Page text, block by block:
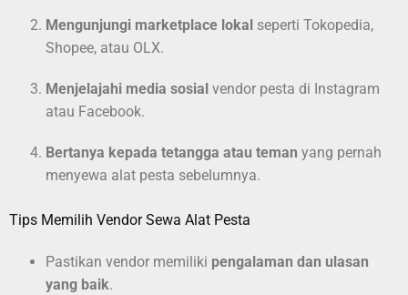
Mengunjungi marketplace lokal seperti Tokopedia,
Shopee, atau OLX.
Menjelajahi media sosial vendor pesta di Instagram
atau Facebook.
Bertanya kepada tetangga atau teman yang pernah
menyewa alat pesta sebelumnya.
Tips Memilih Vendor Sewa Alat Pesta
Pastikan vendor memiliki pengalaman dan ulasan
yang baik.